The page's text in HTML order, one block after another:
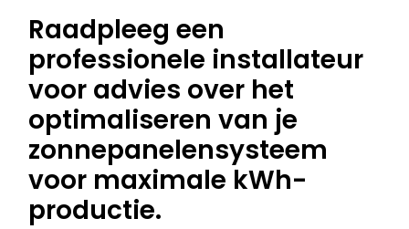
Raadpleeg een
professionele installateur
voor advies over het
optimaliseren van je
zonnepanelensysteem
voor maximale kWh-
productie.